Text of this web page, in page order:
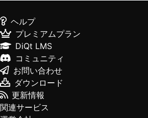
ヘルプ
プレミアムプラン
DiQt LMS
コミュニティ
お問い合わせ
ダウンロード
更新情報
関連サービス